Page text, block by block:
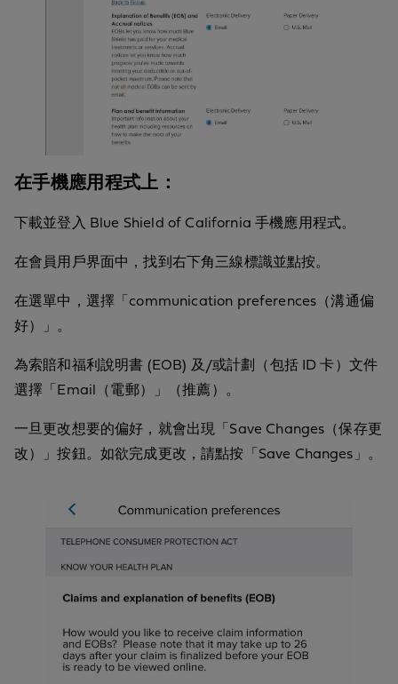
在手機應用程式上：
下載並登入 Blue Shield of California 手機應用程式。
在會員用戶界面中，找到右下角三線標識並點按。
在選單中，選擇「communication preferences（溝通偏
好）」。
為索賠和福利說明書 (EOB) 及/或計劃（包括 ID 卡）文件
選擇「Email（電郵）」（推薦）。
一旦更改想要的偏好，就會出現「Save Changes（保存更
改）」按鈕。如欲完成更改，請點按「Save Changes」。